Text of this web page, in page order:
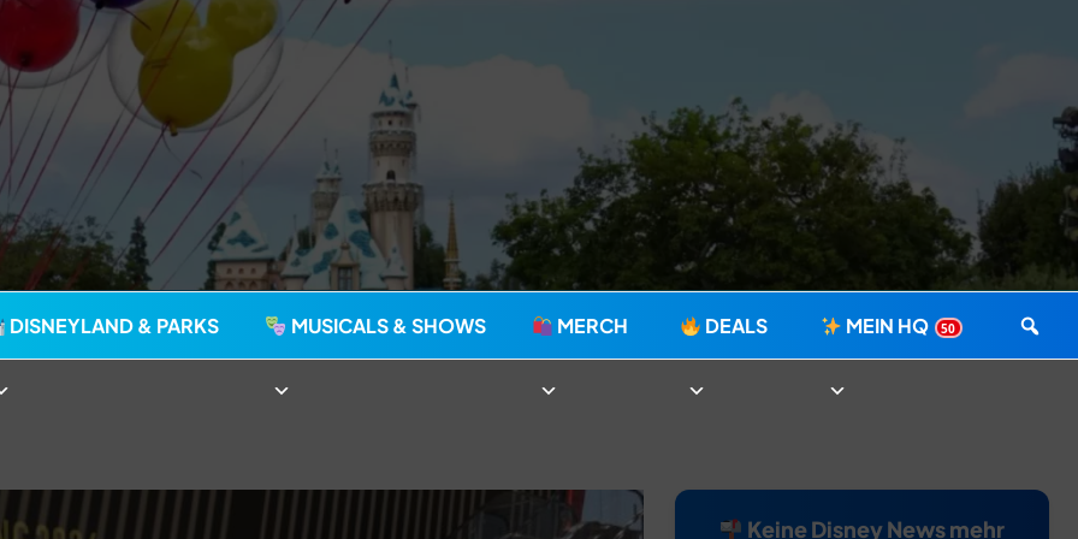
seit 2006
DISNEYLAND & PARKS MUSICALS & SHOWS MERCH DEALS MEIN HQ 50
Keine Disney News mehr